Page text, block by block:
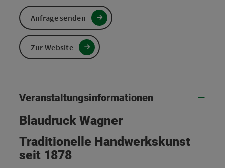
Veranstaltungsinformationen
Blaudruck Wagner
Traditionelle Handwerkskunst
seit 1878
Anfrage senden
Zur Website